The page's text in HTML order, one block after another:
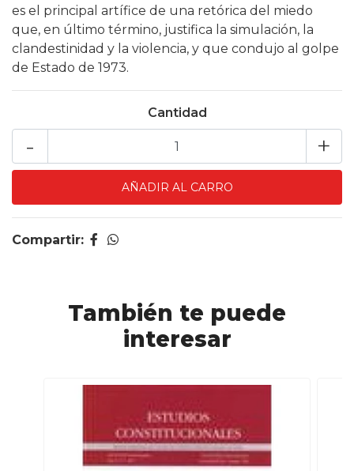
es el principal artífice de una retórica del miedo
que, en último término, justifica la simulación, la
clandestinidad y la violencia, y que condujo al golpe
de Estado de 1973.
Cantidad
+
-
Compartir:
También te puede
interesar